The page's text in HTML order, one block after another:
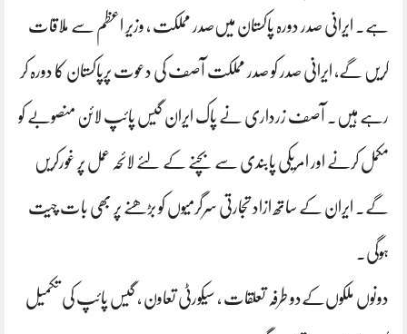
ہے. ایرانی صدر دورہ پاکستان میں‌صدر مملکت ، وزیر اعظم سے ملاقات
کریں گے، ایرانی صدر کو صدر مملکت آصف کی دعوت پرپاکستان کا دورہ کر
رہے ہیں. آصف زرداری نے پاک ایران گیس پائپ لائن منصوبے کو
مکمل کرنے اور امریکی پابندی سے بچنے کے لئے لائحہ عمل پر غورکریں
گے. ایران کے ساتھ ازاد تجارتی سرگرمیوں کو بڑھنے پر بھی بات چیت
ہوگی.
دونوں ملکوں‌کےدو طرفہ تعلقات ، سیکورٹی تعاون ، گیس پائپ کی تکمیل